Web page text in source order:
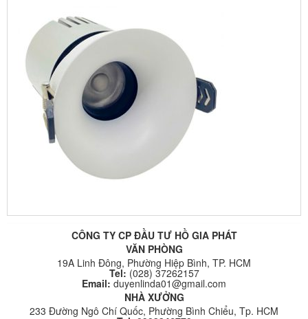
CÔNG TY CP ĐẦU TƯ HỒ GIA PHÁT
VĂN PHÒNG
19A Linh Đông, Phường Hiệp Bình, TP. HCM
Tel: (028) 37262157
Email: duyenlinda01@gmail.com
NHÀ XƯỞNG
233 Đường Ngô Chí Quốc, Phường Bình Chiểu, Tp. HCM